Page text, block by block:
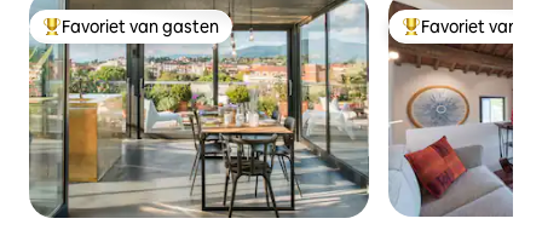
Topfavoriet van gasten
Favoriet van gasten Topfavoriet van
Favoriet van